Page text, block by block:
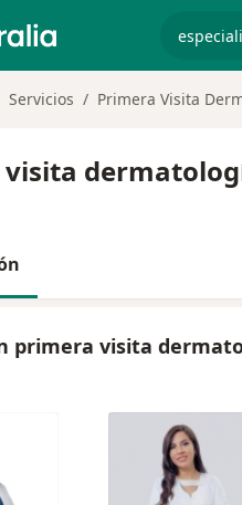
Servicios Primera Visita
primera visita